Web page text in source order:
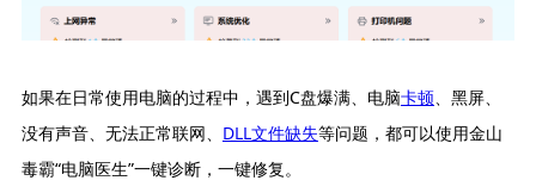
如果在日常使用电脑的过程中，遇到C盘爆满、电脑卡顿、黑屏、
没有声音、无法正常联网、 DLL文件缺失等问题，都可以使用金山
毒霸“电脑医生”一键诊断，一键修复。